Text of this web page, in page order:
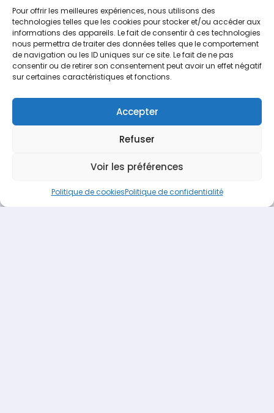
Pour offrir les meilleures expériences, nous utilisons des
technologies telles que les cookies pour stocker et/ou accéder aux
informations des appareils. Le fait de consentir à ces technologies
nous permettra de traiter des données telles que le comportement
de navigation ou les ID uniques sur ce site. Le fait de ne pas
consentir ou de retirer son consentement peut avoir un effet négatif
sur certaines caractéristiques et fonctions.
Accepter
Refuser
Voir les préférences
Politique de cookiesPolitique de confidentialité
Parutions 2017
Portrait
Espace Recrutement
propulsé fièrement par
Une création
confidentialité